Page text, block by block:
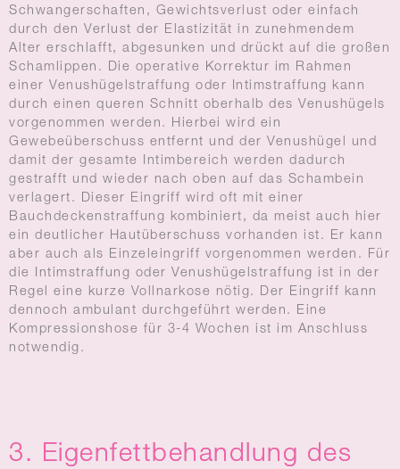
Schwangerschaften, Gewichtsverlust oder einfach
durch den Verlust der Elastizität in zunehmendem
Alter erschlafft, abgesunken und drückt auf die großen
Schamlippen. Die operative Korrektur im Rahmen
einer Venushügelstraffung oder Intimstraffung kann
durch einen queren Schnitt oberhalb des Venushügels
vorgenommen werden. Hierbei wird ein
Gewebeüberschuss entfernt und der Venushügel und
damit der gesamte Intimbereich werden dadurch
gestrafft und wieder nach oben auf das Schambein
verlagert. Dieser Eingriff wird oft mit einer
Bauchdeckenstraffung kombiniert, da meist auch hier
ein deutlicher Hautüberschuss vorhanden ist. Er kann
aber auch als Einzeleingriff vorgenommen werden. Für
die Intimstraffung oder Venushügelstraffung ist in der
Regel eine kurze Vollnarkose nötig. Der Eingriff kann
dennoch ambulant durchgeführt werden. Eine
Kompressionshose für 3-4 Wochen ist im Anschluss
notwendig.
3. Eigenfettbehandlung des